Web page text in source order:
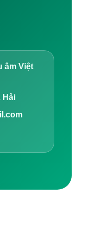
âm Việt
Hải